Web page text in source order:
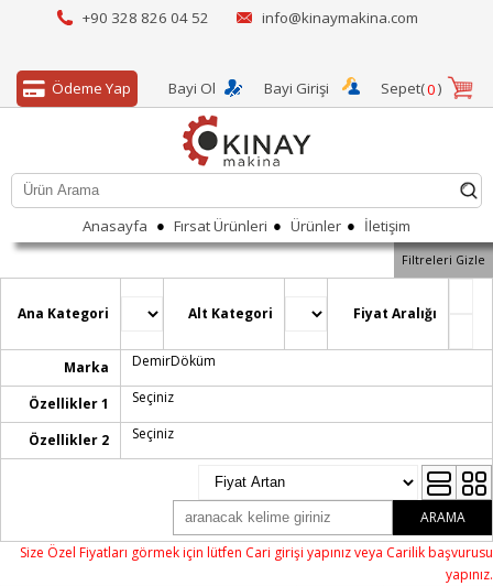
+90 328 826 04 52 info@kinaymakina.com
Ödeme Yap Bayi Ol Bayi Girişi Sepet(0)
Anasayfa ● Fırsat Ürünleri ● Ürünler ● İletişim
Filtreleri Gizle
Ana Kategori Alt Kategori Fiyat Aralığı
Marka DemirDöküm
Özellikler 1 Seçiniz
Özellikler 2 Seçiniz
ARAMA
Size Özel Fiyatları görmek için lütfen Cari girişi yapınız veya Carilik başvurusu
yapınız.